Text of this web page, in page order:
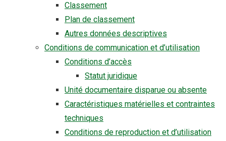
Classement
Plan de classement
Autres données descriptives
Conditions de communication et d’utilisation
Conditions d’accès
Statut juridique
Unité documentaire disparue ou absente
Caractéristiques matérielles et contraintes
techniques
Conditions de reproduction et d’utilisation